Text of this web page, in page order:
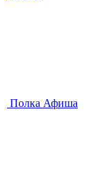
Полка Афиша